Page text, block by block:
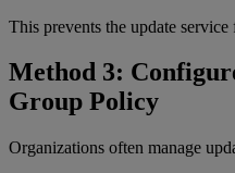
This prevents the update
Method 3:
Group Policy
Organizations often manage